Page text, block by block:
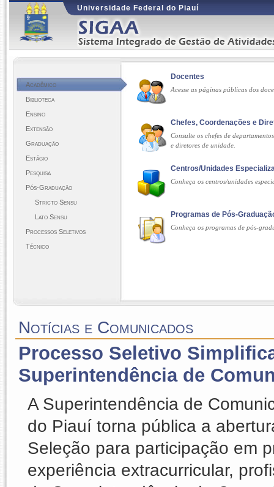
Universidade Federal do Piauí
Acadêmico
Biblioteca
Ensino
Extensão
Graduação
Estágio
Pesquisa
Pós-Graduação
Stricto Sensu
Lato Sensu
Processos Seletivos
Técnico
Docentes
Acesse as páginas públicas dos
Chefes, Coordenações e
Consulte os chefes de
e diretores de unidade.
Centros/Unidades
Conheça os centros/unidades
Programas de Pós-
Conheça os programas de pós-
Notícias e Comunicados
Processo Seletivo
Superintendência de
A Superintendência de
do Piauí torna pública a
Seleção para participação em
experiência extracurricular,